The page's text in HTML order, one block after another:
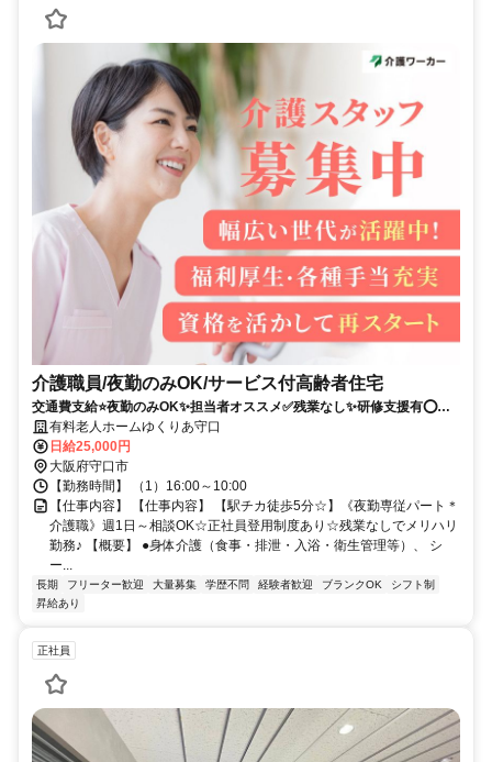
介護職員/夜勤のみOK/サービス付高齢者住宅
交通費支給⭐️夜勤のみOK✨担当者オススメ✅️残業なし✨研修支援有⭕️経
験者優遇✨駅チカ
有料老人ホームゆくりあ守口
日給25,000円
大阪府守口市
【勤務時間】 （1）16:00～10:00
【仕事内容】 【仕事内容】 【駅チカ徒歩5分☆】《夜勤専従パート＊
介護職》週1日～相談OK☆正社員登用制度あり☆残業なしでメリハリ
勤務♪ 【概要】 ●身体介護（食事・排泄・入浴・衛生管理等）、 シ
ー...
長期 フリーター歓迎 大量募集 学歴不問 経験者歓迎 ブランクOK
シフト制
昇給あり
正社員